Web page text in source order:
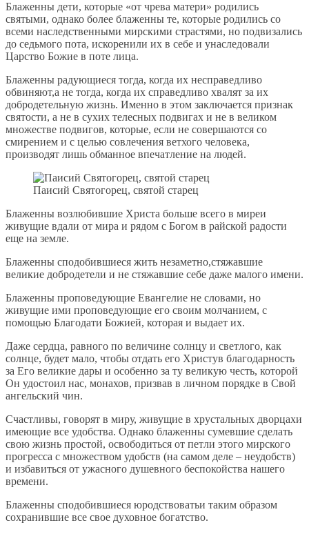
Блаженны дети, которые «от чрева матери» родились
святыми, однако более блаженны те, которые родились со
всеми наследственными мирскими страстями, но подвизались
до седьмого пота, искоренили их в себе и унаследовали
Царство Божие в поте лица.
Блаженны радующиеся тогда, когда их несправедливо
обвиняют,а не тогда, когда их справедливо хвалят за их
добродетельную жизнь. Именно в этом заключается признак
святости, а не в сухих телесных подвигах и не в великом
множестве подвигов, которые, если не совершаются со
смирением и с целью совлечения ветхого человека,
производят лишь обманное впечатление на людей.
Паисий Святогорец, святой старец
Блаженны возлюбившие Христа больше всего в миреи
живущие вдали от мира и рядом с Богом в райской радости
еще на земле.
Блаженны сподобившиеся жить незаметно,стяжавшие
великие добродетели и не стяжавшие себе даже малого имени.
Блаженны проповедующие Евангелие не словами, но
живущие ими проповедующие его своим молчанием, с
помощью Благодати Божией, которая и выдает их.
Даже сердца, равного по величине солнцу и светлого, как
солнце, будет мало, чтобы отдать его Христув благодарность
за Его великие дары и особенно за ту великую честь, которой
Он удостоил нас, монахов, призвав в личном порядке в Свой
ангельский чин.
Счастливы, говорят в миру, живущие в хрустальных дворцахи
имеющие все удобства. Однако блаженны сумевшие сделать
свою жизнь простой, освободиться от петли этого мирского
прогресса с множеством удобств (на самом деле – неудобств)
и избавиться от ужасного душевного беспокойства нашего
времени.
Блаженны сподобившиеся юродствоватьи таким образом
сохранившие все свое духовное богатство.